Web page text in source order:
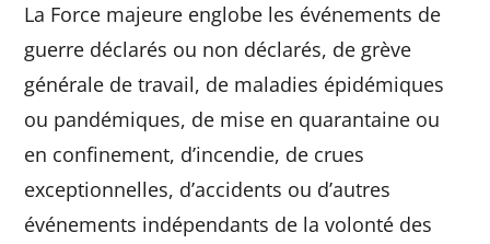
La Force majeure englobe les événements de
guerre déclarés ou non déclarés, de grève
générale de travail, de maladies épidémiques
ou pandémiques, de mise en quarantaine ou
en confinement, d’incendie, de crues
exceptionnelles, d’accidents ou d’autres
événements indépendants de la volonté des